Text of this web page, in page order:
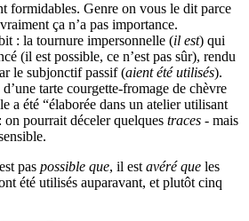
formidables. Genre on vous le dit parce
ça n’a pas importance.
: la tournure impersonnelle (il est) qui
(il est possible, ce n’est pas sûr), rendu
le subjonctif passif (aient été utilisés).
tarte courgette-fromage de chèvre
a été “élaborée dans un atelier utilisant
on pourrait déceler quelques traces - mais
pas possible que, il est avéré que les
été utilisés auparavant, et plutôt cinq